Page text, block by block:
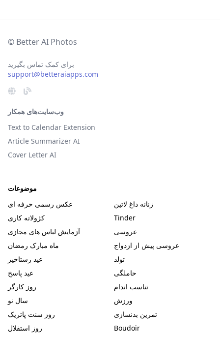
© Better AI Photos
برای کمک تماس بگیرید
support@betteraiapps.com
وب‌سایت‌های همکار
Text to Calendar Extension
Article Summarizer AI
Cover Letter AI
موضوعات
عکس رسمی حرفه ای
کژولاته کاری
آزمایش لباس های مجازی
ماه مبارک رمضان
عید رستاخیز
عید پاسخ
روز کارگر
سال نو
روز سنت پاتریک
روز استقلال
زنانه داغ لاتین
Tinder
عروسی
عروسی پیش از ازدواج
تولد
حاملگی
تناسب اندام
ورزش
تمرین بدنسازی
Boudoir